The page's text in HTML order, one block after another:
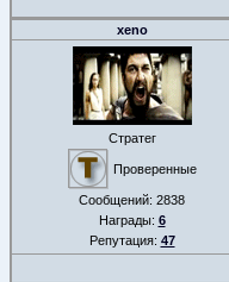
xeno
Стратег
Проверенные
Сообщений: 2838
Награды: 6
Репутация: 47